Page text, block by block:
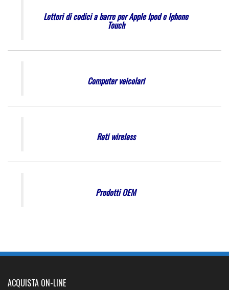
Lettori di codici a barre per Apple Ipod e Iphone
Touch
Computer veicolari
Reti wireless
Prodotti OEM
ACQUISTA ON-LINE